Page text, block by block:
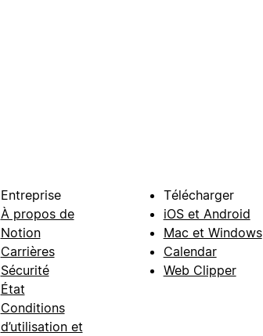
Entreprise
À propos de
Notion
Carrières
Sécurité
État
Conditions
d’utilisation et
Télécharger
iOS et Android
Mac et Windows
Calendar
Web Clipper